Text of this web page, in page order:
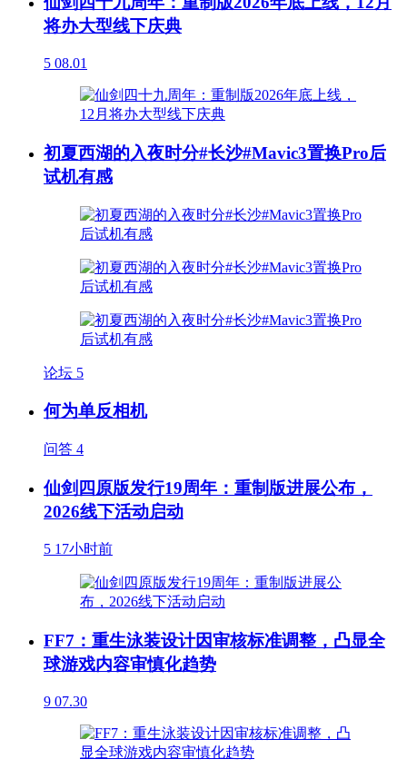
将办大型线下庆典
5 08.01
初夏西湖的入夜时分#长沙#Mavic3置换Pro后
试机有感
论坛 5
何为单反相机
问答 4
仙剑四原版发行19周年：重制版进展公布，
2026线下活动启动
5 17小时前
FF7：重生泳装设计因审核标准调整，凸显全
球游戏内容审慎化趋势
9 07.30